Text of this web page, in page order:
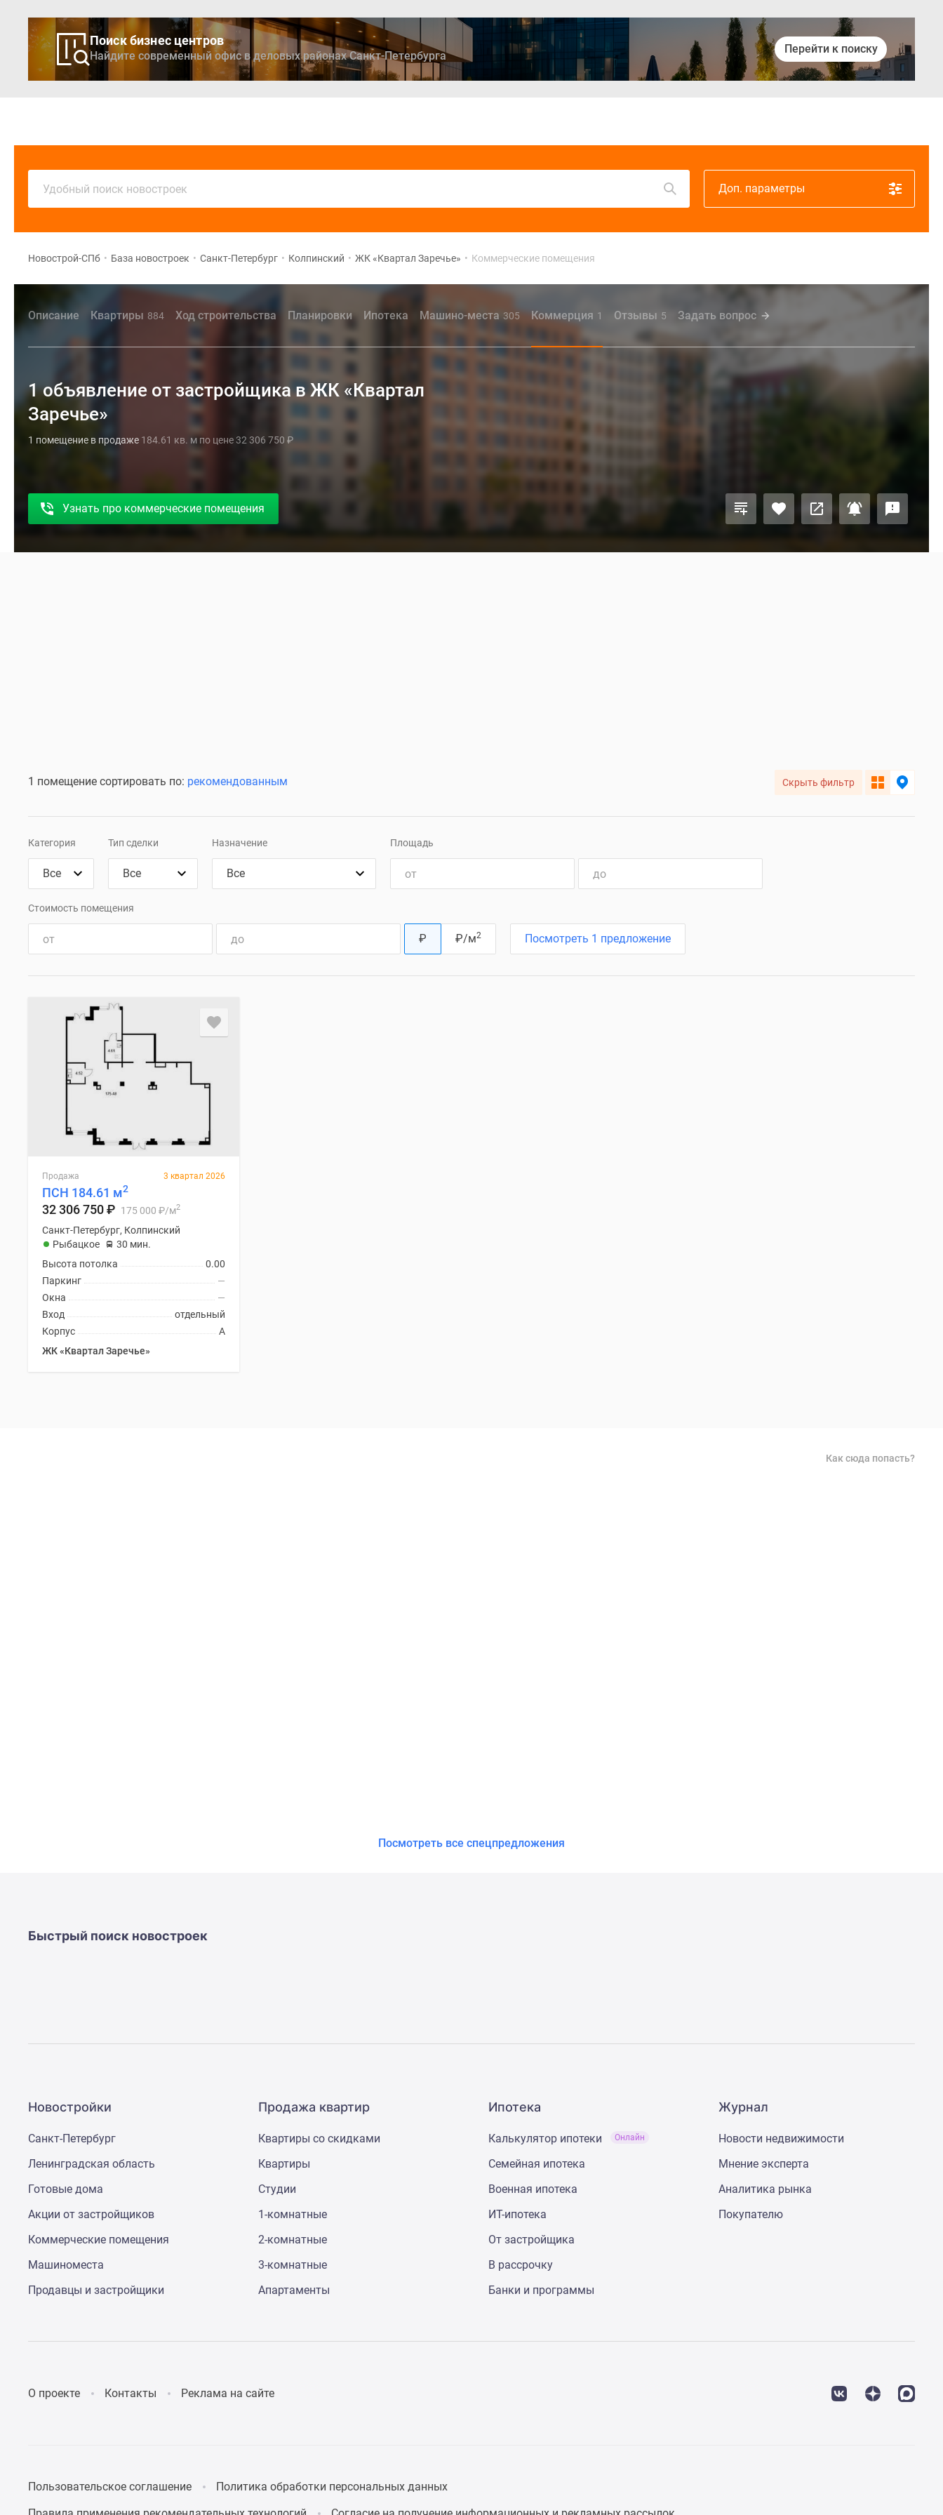
Поиск бизнес центров
Найдите современный офис в деловых районах Санкт-Петербурга
Перейти к поиску
Удобный поиск новостроек Доп. параметры
Новострой-СПб • База новостроек • Санкт-Петербург • Колпинский • ЖК «Квартал Заречье» • Коммерческие помещения
Описание Квартиры 884 Ход строительства Планировки Ипотека Машино-места 305 Коммерция 1 Отзывы 5 Задать вопрос
1 объявление от застройщика в ЖК «Квартал
Заречье»
1 помещение в продаже 184.61 кв. м по цене 32 306 750 ₽
Узнать про коммерческие помещения
1 помещение сортировать по: рекомендованным Скрыть фильтр
Категория Тип сделки Назначение Площадь
Стоимость помещения
₽ ₽/м2 Посмотреть 1 предложение
Продажа 3 квартал 2026
ПСН 184.61 м2
32 306 750₽ 175 000 ₽/м2
Санкт-Петербург, Колпинский
Рыбацкое
30 мин.
0.00
Высота потолка
—
Паркинг
—
Окна
отдельный
Вход
А
Корпус
ЖК «Квартал Заречье»
Как сюда попасть?
Посмотреть все спецпредложения
Быстрый поиск новостроек
Новостройки
Санкт-Петербург
Ленинградская область
Готовые дома
Акции от застройщиков
Коммерческие помещения
Машиноместа
Продавцы и застройщики
Продажа квартир
Квартиры со скидками
Квартиры
Студии
1-комнатные
2-комнатные
3-комнатные
Апартаменты
Ипотека
Калькулятор ипотеки Онлайн
Семейная ипотека
Военная ипотека
ИТ-ипотека
От застройщика
В рассрочку
Банки и программы
Журнал
Новости недвижимости
Мнение эксперта
Аналитика рынка
Покупателю
О проекте Контакты Реклама на сайте
Пользовательское соглашение
Политика обработки персональных данных